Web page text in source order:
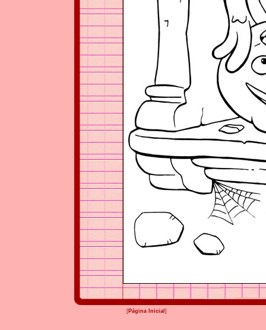
[Página Inicial ]